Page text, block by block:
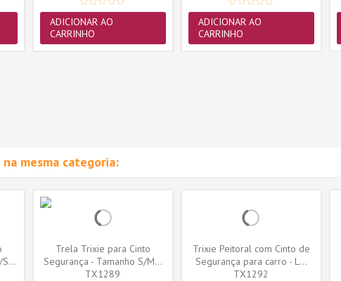
ADICIONAR AO
CARRINHO
ADICIONAR AO
CARRINHO
mesma categoria:
Trela Trixie para Cinto
Segurança - Tamanho S/M...
TX1289
Trixie Peitoral com Cinto de
Segurança para carro - L...
TX1292